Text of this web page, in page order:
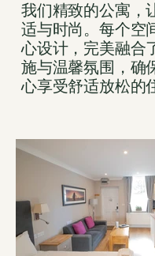
我们精致的公寓，
适与时尚。每个空
心设计，完美融合
施与温馨氛围，确
心享受舒适放松的